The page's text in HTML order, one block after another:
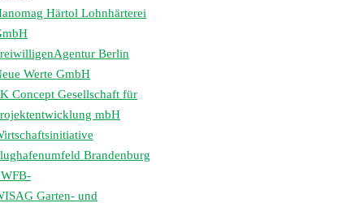
Härtol Lohnhärterei
Berlin
Werte GmbH
Concept Gesellschaft für
mbH
Brandenburg
Garten- und